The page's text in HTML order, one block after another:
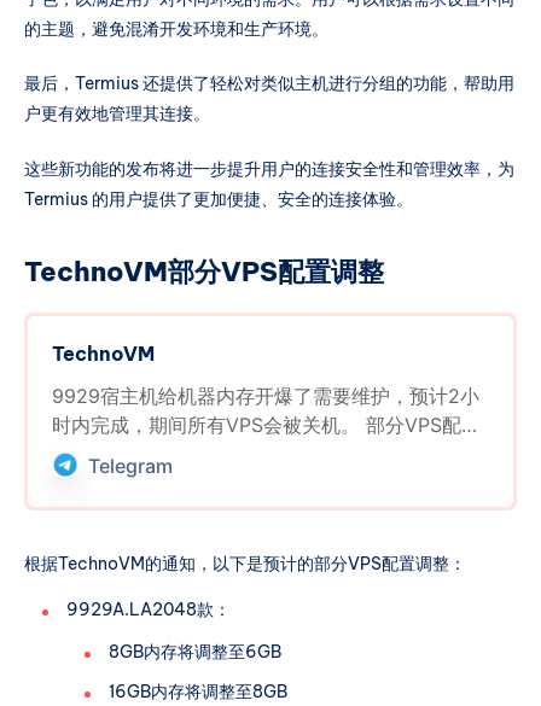
的主题，避免混淆开发环境和生产环境。
最后，Termius 还提供了轻松对类似主机进行分组的功能，帮助用
户更有效地管理其连接。
这些新功能的发布将进一步提升用户的连接安全性和管理效率，为
Termius 的用户提供了更加便捷、安全的连接体验。
TechnoVM部分VPS配置调整
TechnoVM
9929宿主机给机器内存开爆了需要维护，预计2小
时内完成，期间所有VPS会被关机。 部分VPS配置
将被调整 9929A.LA2048款: 8GB内存调整至:6GB
16GB内存调整至:8GB 9929A.LA4096款: 16GB内
存调整至:12GB 顺带一提: 1.移动去程线路绕teila已
通知过有任何4倍内存的活动，论坛上说能PY纯属
谣言，但我本着能开则开的心理也就开了 现在很多
调整一下我觉得也没什么问题 我只能说有些人这么
干真是非蠢既坏
Telegram
根据TechnoVM的通知，以下是预计的部分VPS配置调整：
9929A.LA2048款：
8GB内存将调整至6GB
16GB内存将调整至8GB